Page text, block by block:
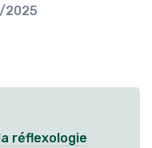
2025
réflexologie